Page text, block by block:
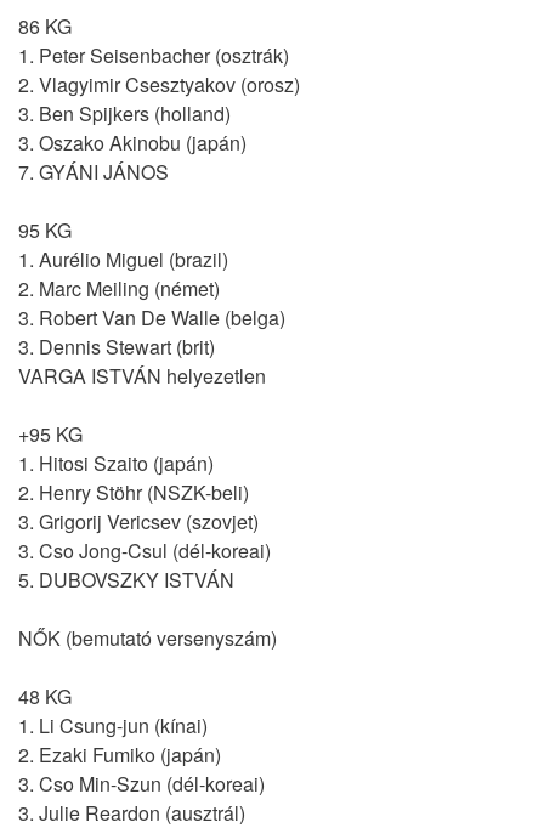
86 KG
1. Peter Seisenbacher (osztrák)
2. Vlagyimir Csesztyakov (orosz)
3. Ben Spijkers (holland)
3. Oszako Akinobu (japán)
7. GYÁNI JÁNOS
95 KG
1. Aurélio Miguel (brazil)
2. Marc Meiling (német)
3. Robert Van De Walle (belga)
3. Dennis Stewart (brit)
VARGA ISTVÁN helyezetlen
+95 KG
1. Hitosi Szaito (japán)
2. Henry Stöhr (NSZK-beli)
3. Grigorij Vericsev (szovjet)
3. Cso Jong-Csul (dél-koreai)
5. DUBOVSZKY ISTVÁN
NŐK (bemutató versenyszám)
48 KG
1. Li Csung-jun (kínai)
2. Ezaki Fumiko (japán)
3. Cso Min-Szun (dél-koreai)
3. Julie Reardon (ausztrál)